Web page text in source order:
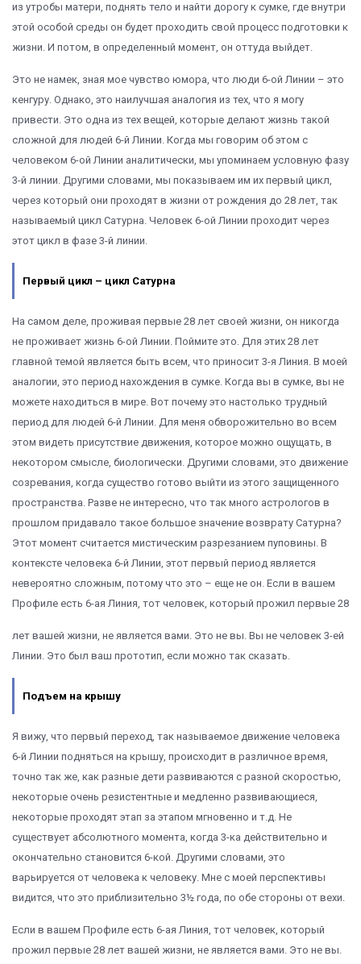
из утробы матери, поднять тело и найти дорогу к сумке, где внутри
этой особой среды он будет проходить свой процесс подготовки к
жизни. И потом, в определенный момент, он оттуда выйдет.
Это не намек, зная мое чувство юмора, что люди 6-ой Линии – это
кенгуру. Однако, это наилучшая аналогия из тех, что я могу
привести. Это одна из тех вещей, которые делают жизнь такой
сложной для людей 6-й Линии. Когда мы говорим об этом с
человеком 6-ой Линии аналитически, мы упоминаем условную фазу
3-й линии. Другими словами, мы показываем им их первый цикл,
через который они проходят в жизни от рождения до 28 лет, так
называемый цикл Сатурна. Человек 6-ой Линии проходит через
этот цикл в фазе 3-й линии.
Первый цикл – цикл Сатурна
На самом деле, проживая первые 28 лет своей жизни, он никогда
не проживает жизнь 6-ой Линии. Поймите это. Для этих 28 лет
главной темой является быть всем, что приносит 3-я Линия. В моей
аналогии, это период нахождения в сумке. Когда вы в сумке, вы не
можете находиться в мире. Вот почему это настолько трудный
период для людей 6-й Линии. Для меня обворожительно во всем
этом видеть присутствие движения, которое можно ощущать, в
некотором смысле, биологически. Другими словами, это движение
созревания, когда существо готово выйти из этого защищенного
пространства. Разве не интересно, что так много астрологов в
прошлом придавало такое большое значение возврату Сатурна?
Этот момент считается мистическим разрезанием пуповины. В
контексте человека 6-й Линии, этот первый период является
невероятно сложным, потому что это – еще не он. Если в вашем
Профиле есть 6-ая Линия, тот человек, который прожил первые 28
лет вашей жизни, не является вами. Это не вы. Вы не человек 3-ей
Линии. Это был ваш прототип, если можно так сказать.
Подъем на крышу
Я вижу, что первый переход, так называемое движение человека
6-й Линии подняться на крышу, происходит в различное время,
точно так же, как разные дети развиваются с разной скоростью,
некоторые очень резистентные и медленно развивающиеся,
некоторые проходят этап за этапом мгновенно и т.д. Не
существует абсолютного момента, когда 3-ка действительно и
окончательно становится 6-кой. Другими словами, это
варьируется от человека к человеку. Мне с моей перспективы
видится, что это приблизительно 3½ года, по обе стороны от вехи.
Если в вашем Профиле есть 6-ая Линия, тот человек, который
прожил первые 28 лет вашей жизни, не является вами. Это не вы.